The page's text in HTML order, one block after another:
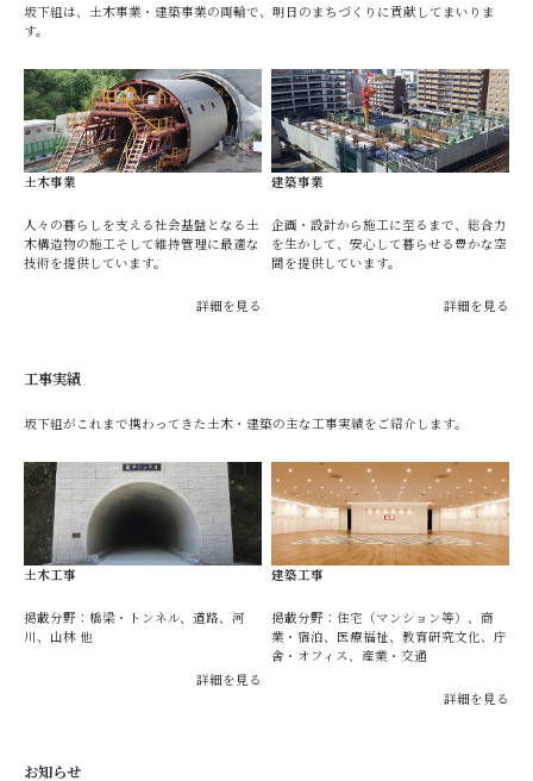
坂下組は、土木事業・建築事業の両輪で、明日のまちづくりに貢献してまいりま
す。
土木事業
人々の暮らしを支える社会基盤となる土
木構造物の施工そして維持管理に最適な
技術を提供しています。
詳細を見る
建築事業
企画・設計から施工に至るまで、総合力
を生かして、安心して暮らせる豊かな空
間を提供しています。
詳細を見る
工事実績
坂下組がこれまで携わってきた土木・建築の主な工事実績をご紹介します。
土木工事
掲載分野：橋梁・トンネル、道路、河
川、山林 他
詳細を見る
建築工事
掲載分野：住宅（マンション等）、商
業・宿泊、医療福祉、教育研究文化、庁
舎・オフィス、産業・交通
詳細を見る
お知らせ